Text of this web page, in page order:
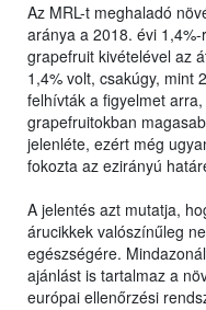
Az MRL-t meghaladó
aránya a 2018. évi
grapefruit kivételével az
1,4% volt, csakúgy, mint
felhívták a figyelmet
grapefruitokban
jelenléte, ezért még
fokozta az ezirányú
A jelentés azt mutatja,
árucikkek valószínűleg
egészségére.
ajánlást is tartalmaz a
európai ellenőrzési